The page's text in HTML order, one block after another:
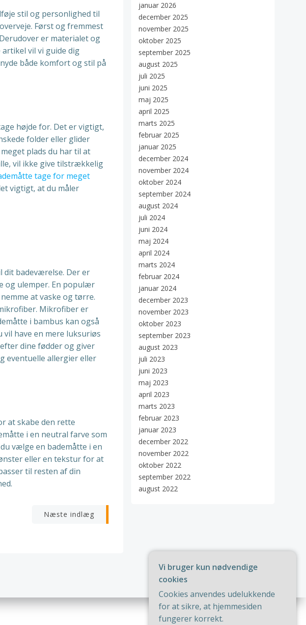
stil og personlighed til
Først og fremmest
er materialet og
vil vi guide dig
både komfort og stil på
højde for. Det er vigtigt,
folder eller glider
plads du har til at
vil ikke give tilstrækkelig
tage for meget
vigtigt, at du måler
dit badeværelse. Der er
og ulemper. En populær
at vaske og tørre.
Mikrofiber er
i bambus kan også
have en mere luksuriøs
dine fødder og giver
eventuelle allergier eller
at skabe den rette
i en neutral farve som
vælge en bademåtte i en
eller en tekstur for at
til resten af din
Næste indlæg
januar 2026
december 2025
november 2025
oktober 2025
september 2025
august 2025
juli 2025
juni 2025
maj 2025
april 2025
marts 2025
februar 2025
januar 2025
december 2024
november 2024
oktober 2024
september 2024
august 2024
juli 2024
juni 2024
maj 2024
april 2024
marts 2024
februar 2024
januar 2024
december 2023
november 2023
oktober 2023
september 2023
august 2023
juli 2023
juni 2023
maj 2023
april 2023
marts 2023
februar 2023
januar 2023
december 2022
november 2022
oktober 2022
september 2022
august 2022
Vi bruger kun nødvendige
cookies
Cookies anvendes udelukkende
for at sikre, at hjemmesiden
fungerer korrekt.